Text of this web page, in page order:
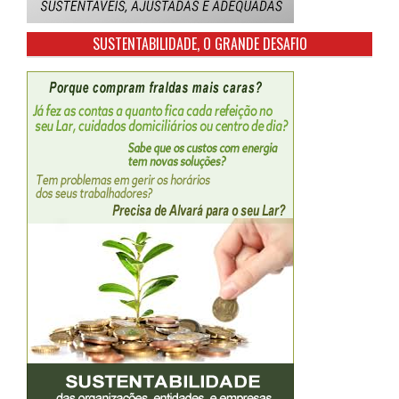
SUSTENTABILIDADE, O GRANDE DESAFIO